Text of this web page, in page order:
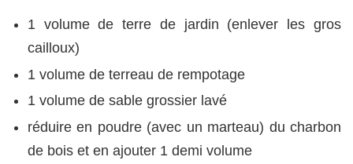
1 volume de terre de jardin (enlever les gros
cailloux)
1 volume de terreau de rempotage
1 volume de sable grossier lavé
réduire en poudre (avec un marteau) du charbon
de bois et en ajouter 1 demi volume